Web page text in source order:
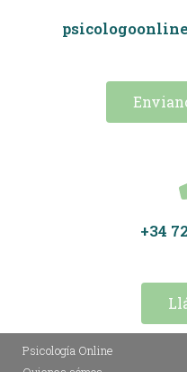
+34
Psicología Online